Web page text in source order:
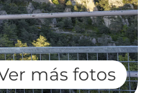
más fotos